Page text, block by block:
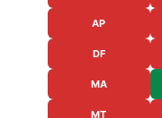
AP
DF
MA
MT